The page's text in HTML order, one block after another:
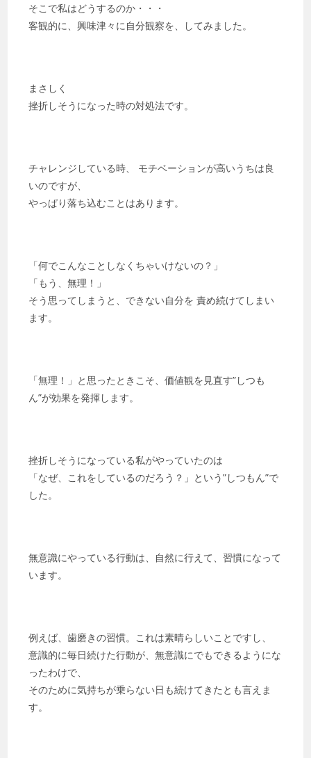
そこで私はどうするのか・・・
客観的に、興味津々に自分観察を、してみました。
まさしく
挫折しそうになった時の対処法です。
チャレンジしている時、 モチベーションが高いうちは良
いのですが、
やっぱり落ち込むことはあります。
「何でこんなことしなくちゃいけないの？」
「もう、無理！」
そう思ってしまうと、できない自分を 責め続けてしまい
ます。
「無理！」と思ったときこそ、価値観を見直す”しつも
ん”が効果を発揮します。
挫折しそうになっている私がやっていたのは
「なぜ、これをしているのだろう？」という”しつもん”で
した。
無意識にやっている行動は、自然に行えて、習慣になって
います。
例えば、歯磨きの習慣。これは素晴らしいことですし、
意識的に毎日続けた行動が、無意識にでもできるようにな
ったわけで、
そのために気持ちが乗らない日も続けてきたとも言えま
す。